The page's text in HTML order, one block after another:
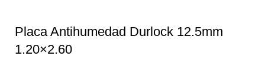
Placa Antihumedad Durlock 12.5mm
1.20×2.60